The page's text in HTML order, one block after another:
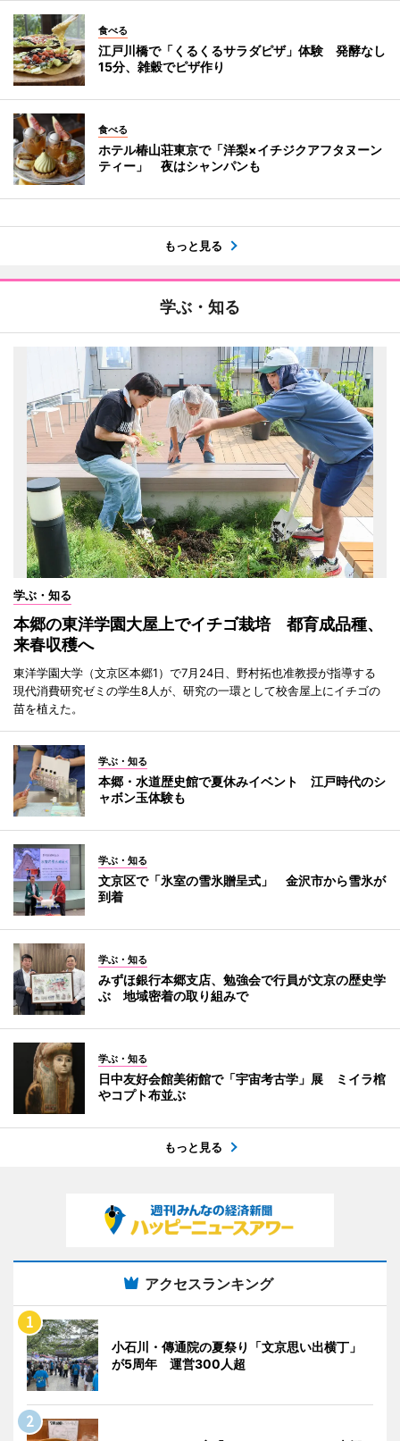
食べる
江戸川橋で「くるくるサラダピザ」体験 発酵なし
15分、雑穀でピザ作り
食べる
ホテル椿山荘東京で「洋梨×イチジクアフタヌーン
ティー」 夜はシャンパンも
もっと見る
学ぶ・知る
学ぶ・知る
本郷の東洋学園大屋上でイチゴ栽培 都育成品種、
来春収穫へ
東洋学園大学（文京区本郷1）で7月24日、野村拓也准教授が指導する
現代消費研究ゼミの学生8人が、研究の一環として校舎屋上にイチゴの
苗を植えた。
学ぶ・知る
本郷・水道歴史館で夏休みイベント 江戸時代のシ
ャボン玉体験も
学ぶ・知る
文京区で「氷室の雪氷贈呈式」 金沢市から雪氷が
到着
学ぶ・知る
みずほ銀行本郷支店、勉強会で行員が文京の歴史学
ぶ 地域密着の取り組みで
学ぶ・知る
日中友好会館美術館で「宇宙考古学」展 ミイラ棺
やコプト布並ぶ
もっと見る
アクセスランキング
小石川・傳通院の夏祭り「文京思い出横丁」
が5周年 運営300人超